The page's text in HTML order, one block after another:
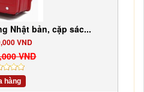
Nhật bản, cặp sác...
VND
VND
hàng